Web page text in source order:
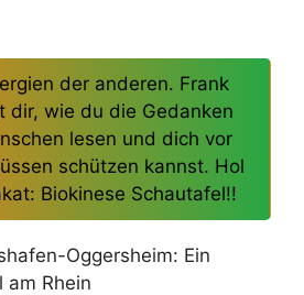
der anderen. Frank
dir, wie du die Gedanken
lesen und dich vor
schützen kannst. Hol
Biokinese Schautafel!!
Oggersheim: Ein
am Rhein